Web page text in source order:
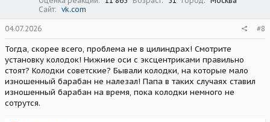
Сайт
vk.com
04.07.2026 #8
Тогда, скорее всего, проблема не в цилиндрах! Смотрите
установку колодок! Нижние оси с эксцентриками правильно
стоят? Колодки советские? Бывали колодки, на которые мало
изношенный барабан не налезал! Папа в таких случаях ставил
изношенный барабан на время, пока колодки немного не
сотрутся.